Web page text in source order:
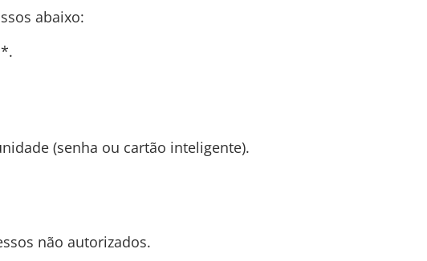
abaixo:
(senha ou cartão inteligente).
não autorizados.